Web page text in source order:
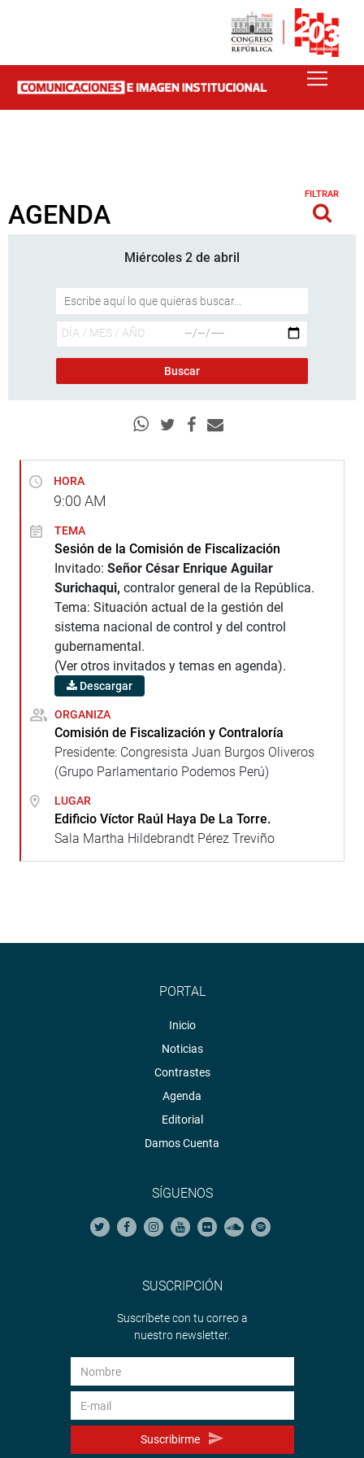
AGENDA
FILTRAR
Miércoles 2 de abril
HORA
9:00 AM
TEMA
Sesión de la Comisión de Fiscalización
Invitado: Señor César Enrique Aguilar
Surichaqui, contralor general de la República.
Tema: Situación actual de la gestión del
sistema nacional de control y del control
gubernamental.
(Ver otros invitados y temas en agenda).
Descargar
ORGANIZA
Comisión de Fiscalización y Contraloría
Presidente: Congresista Juan Burgos Oliveros
(Grupo Parlamentario Podemos Perú)
LUGAR
Edificio Víctor Raúl Haya De La Torre.
Sala Martha Hildebrandt Pérez Treviño
PORTAL
Inicio
Noticias
Contrastes
Agenda
Editorial
Damos Cuenta
SÍGUENOS
SUSCRIPCIÓN
Suscríbete con tu correo a
nuestro newsletter.
Suscribirme